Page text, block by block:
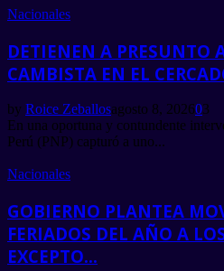
Nacionales
DETIENEN A PRESUNTO
CAMBISTA EN EL
by Roice Zeballosagosto 8, 202603
En una oportuna y contundente
Perú (PNP) capturó a uno...
Nacionales
GOBIERNO PLANTEA
FERIADOS DEL AÑO A
EXCEPTO...